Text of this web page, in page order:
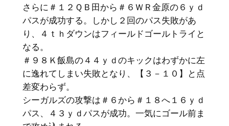
さらに＃１２ＱＢ田から＃６ＷＲ金原の６ｙｄ
パスが成功する。しかし２回のパス失敗があ
り、４ｔｈダウンはフィールドゴールトライと
なる。
＃９８Ｋ飯島の４４ｙｄのキックはわずかに左
に逸れてしまい失敗となり、【３－１０】と点
差変わらず。
シーガルズの攻撃は＃６から＃１８へ１６ｙｄ
パス、４３ｙｄパスが成功。一気にゴール前ま